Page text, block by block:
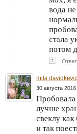
вода
стала
потом
↑
mila
30 августа
Пробовала
лучше
свеклу
и так